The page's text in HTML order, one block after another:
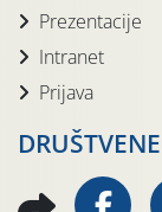
Prezentacije
Intranet
Prijava